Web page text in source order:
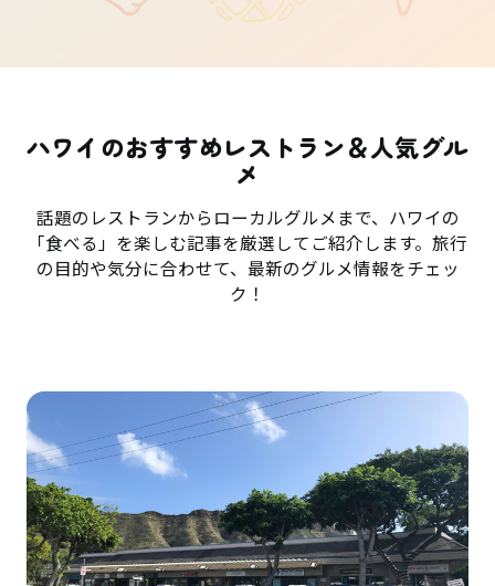
ハワイのおすすめレストラン＆人気グル
メ
話題のレストランからローカルグルメまで、ハワイの
「食べる」を楽しむ記事を厳選してご紹介します。旅行
の目的や気分に合わせて、最新のグルメ情報をチェッ
ク！